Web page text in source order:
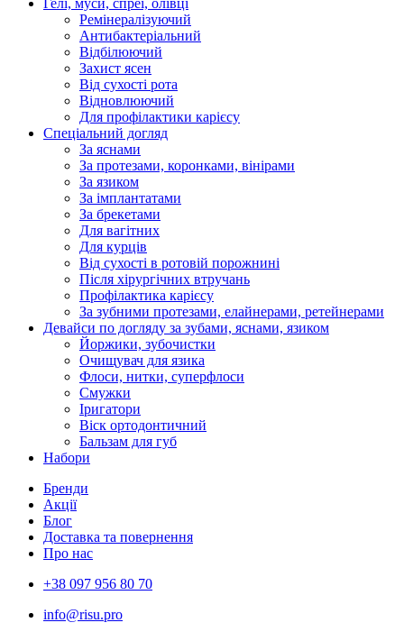
Гелі, муси, спреї, олівці
Ремінералізуючий
Антибактеріальний
Відбілюючий
Захист ясен
Від сухості рота
Відновлюючий
Для профілактики карієсу
Спеціальний догляд
За яснами
За протезами, коронками, вінірами
За язиком
За імплантатами
За брекетами
Для вагітних
Для курців
Від сухості в ротовій порожнині
Після хірургічних втручань
Профілактика карієсу
За зубними протезами, елайнерами, ретейнерами
Девайси по догляду за зубами, яснами, язиком
Йоржики, зубочистки
Очищувач для язика
Флоси, нитки, суперфлоси
Смужки
Іригатори
Віск ортодонтичний
Бальзам для губ
Набори
Бренди
Акції
Блог
Доставка та повернення
Про нас
+38 097 956 80 70
info@risu.pro